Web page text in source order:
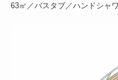
63㎡／バスタブ／ハンドシャ